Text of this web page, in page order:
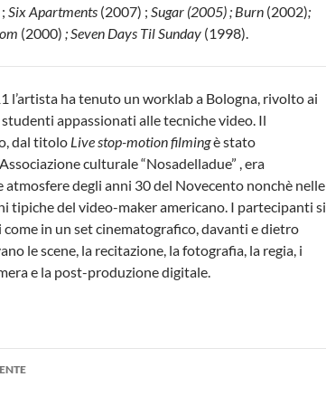
Six Apartments (2007) ; Sugar (2005) ; Burn (2002);
(2000) ; Seven Days Til Sunday (1998).
l’artista ha tenuto un worklab a Bologna, rivolto ai
appassionati alle tecniche video. Il
dal titolo Live stop-motion filmingè stato
culturale “Nosadelladue” , era
degli anni 30 del Novecento nonchè nelle
tipiche del video-maker americano. I partecipanti si
in un set cinematografico, davanti e dietro
le scene, la recitazione, la fotografia, la regia, i
e la post-produzione digitale.